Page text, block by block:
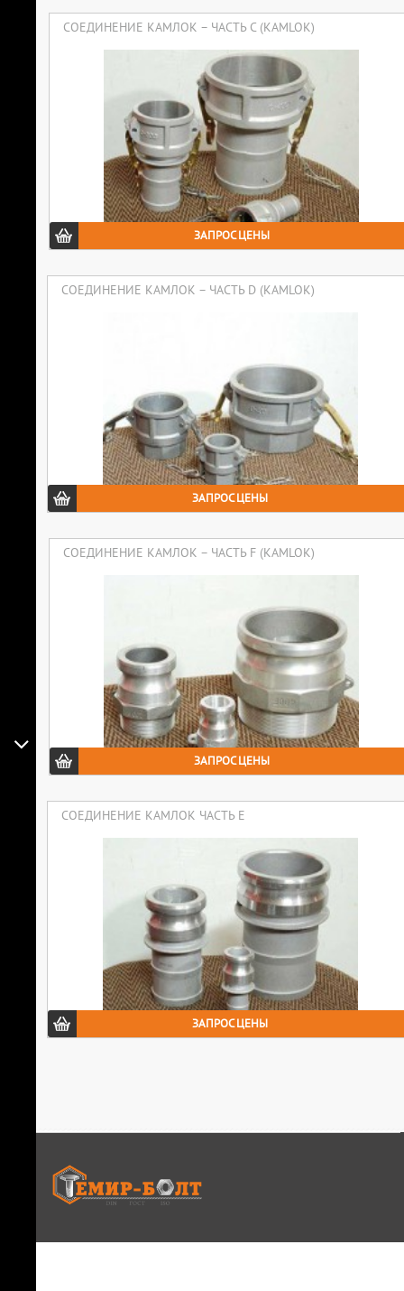
СОЕДИНЕНИЕ КАМЛОК – ЧАСТЬ C (KAMLOK)
ЗАПРОС ЦЕНЫ
СОЕДИНЕНИЕ КАМЛОК – ЧАСТЬ D (KAMLOK)
ЗАПРОС ЦЕНЫ
СОЕДИНЕНИЕ КАМЛОК – ЧАСТЬ F (KAMLOK)
ЗАПРОС ЦЕНЫ
СОЕДИНЕНИЕ КАМЛОК ЧАСТЬ Е
ЗАПРОС ЦЕНЫ